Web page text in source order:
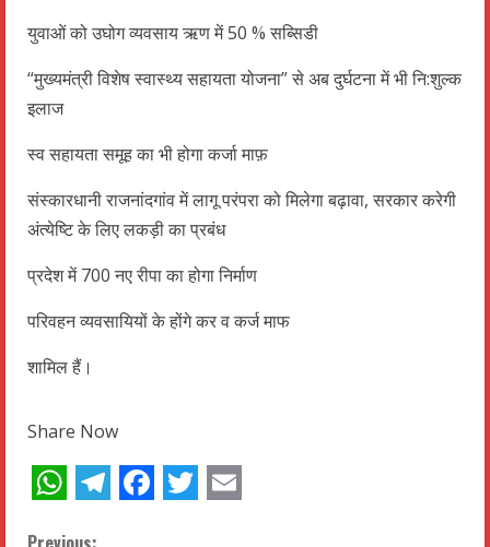
युवाओं को उघोग व्यवसाय ऋण में 50 % सब्सिडी
“मुख्यमंत्री विशेष स्वास्थ्य सहायता योजना” से अब दुर्घटना में भी नि:शुल्क
इलाज
स्व सहायता समूह का भी होगा कर्जा माफ़
संस्कारधानी राजनांदगांव में लागू परंपरा को मिलेगा बढ़ावा, सरकार करेगी
अंत्येष्टि के लिए लकड़ी का प्रबंध
प्रदेश में 700 नए रीपा का होगा निर्माण
परिवहन व्यवसायियों के होंगे कर व कर्ज माफ
शामिल हैं।
Share Now